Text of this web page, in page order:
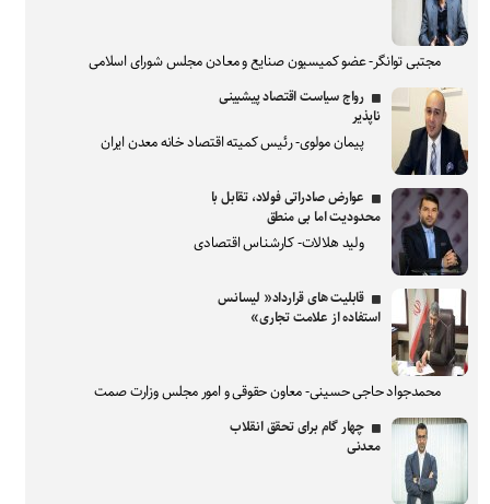
مجتبی توانگر- عضو کمیسیون صنایع و معادن مجلس شورای اسلامی
رواج سیاست اقتصاد پیشبینی
ناپذیر
پیمان مولوی- رئیس کمیته اقتصاد خانه معدن ایران
عوارض صادراتی فولاد، تقابل با
محدودیت اما بی منطق
ولید هلالات- کارشناس اقتصادی
قابلیت های قرارداد« لیسانس
استفاده از علامت تجاری»
محمدجواد حاجی حسینی- معاون حقوقی و امور مجلس وزارت صمت
چهار گام برای تحقق انقلاب
معدنی